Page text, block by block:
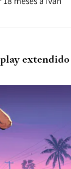
extendido